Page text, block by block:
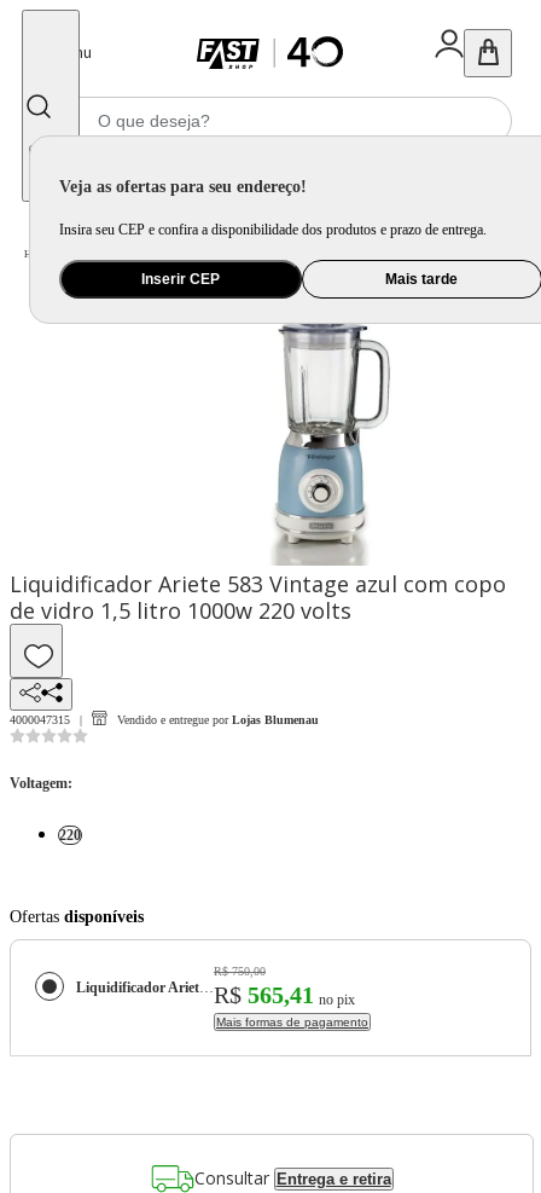
Menu
Veja as ofertas para seu endereço!
Insira seu CEP e confira a disponibilidade dos produtos e prazo de entrega.
Inserir CEP Mais tarde
Home
Liquidificador Ariete 583 Vintage azul com copo
de vidro 1,5 litro 1000w 220 volts
4000047315 Vendido e entregue por Lojas Blumenau
Voltagem:
220
Ofertas disponíveis
Liquidificador Ariete 583 Vintage azul com copo de vidro 1,5 litro 1000w 220 volts
R$ 750,00
R$ 565,41 no pix
Mais formas de pagamento
Consultar Entrega e retira